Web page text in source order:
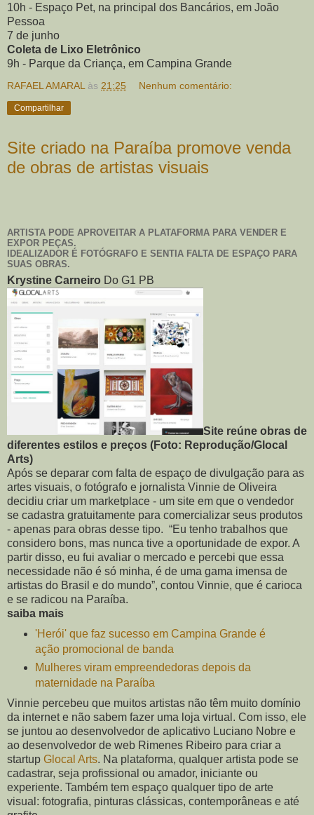
10h - Espaço Pet, na principal dos Bancários, em João
Pessoa
7 de junho
Coleta de Lixo Eletrônico
9h - Parque da Criança, em Campina Grande
RAFAEL AMARAL às 21:25 Nenhum comentário:
Compartilhar
Site criado na Paraíba promove venda
de obras de artistas visuais
ARTISTA PODE APROVEITAR A PLATAFORMA PARA VENDER E
EXPOR PEÇAS.
IDEALIZADOR É FOTÓGRAFO E SENTIA FALTA DE ESPAÇO PARA
SUAS OBRAS.
Krystine Carneiro Do G1 PB
Site reúne obras de
diferentes estilos e preços (Foto: Reprodução/Glocal
Arts)
Após se deparar com falta de espaço de divulgação para as
artes visuais, o fotógrafo e jornalista Vinnie de Oliveira
decidiu criar um marketplace - um site em que o vendedor
se cadastra gratuitamente para comercializar seus produtos
- apenas para obras desse tipo. “Eu tenho trabalhos que
considero bons, mas nunca tive a oportunidade de expor. A
partir disso, eu fui avaliar o mercado e percebi que essa
necessidade não é só minha, é de uma gama imensa de
artistas do Brasil e do mundo”, contou Vinnie, que é carioca
e se radicou na Paraíba.
saiba mais
'Herói' que faz sucesso em Campina Grande é
ação promocional de banda
Mulheres viram empreendedoras depois da
maternidade na Paraíba
Vinnie percebeu que muitos artistas não têm muito domínio
da internet e não sabem fazer uma loja virtual. Com isso, ele
se juntou ao desenvolvedor de aplicativo Luciano Nobre e
ao desenvolvedor de web Rimenes Ribeiro para criar a
startup Glocal Arts. Na plataforma, qualquer artista pode se
cadastrar, seja profissional ou amador, iniciante ou
experiente. Também tem espaço qualquer tipo de arte
visual: fotografia, pinturas clássicas, contemporâneas e até